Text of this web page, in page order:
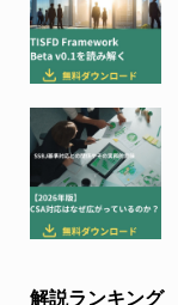
解説ランキング